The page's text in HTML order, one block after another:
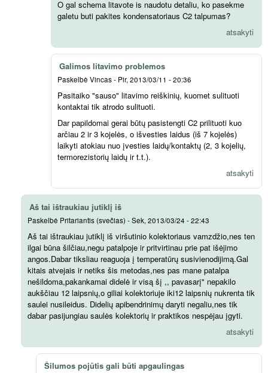
O gal schema litavote is naudotu detaliu, ko pasekme
galetu buti pakites kondensatoriaus C2 talpumas?
atsakyti
Galimos litavimo problemos
Paskelbė Vincas- Pir, 2013/03/11 - 20:36
Pasitaiko "sauso" litavimo reiškinių, kuomet sulituoti
kontaktai tik atrodo sulituoti.
Dar papildomai gerai būtų pasistengti C2 prilituoti kuo
arčiau 2 ir 3 kojelės, o išvesties laidus (iš 7 kojelės)
laikyti atokiau nuo įvesties laidų/kontaktų (2, 3 kojelių,
termorezistorių laidų ir t.t.).
atsakyti
Aš tai ištraukiau jutiklį iš
Paskelbė Pritariantis (svečias) -Sek, 2013/03/24 - 22:43
Aš tai ištraukiau jutiklį iš viršutinio kolektoriaus vamzdžio,nes ten
ilgai būna šilčiau,negu patalpoje ir pritvirtinau prie pat išėjimo
angos.Dabar tiksliau reaguoja į temperatūrų susivienodijimą.Gal
kitais atvejais ir netiks šis metodas,nes pas mane patalpa
nešildoma,pakankamai didelė ir visą šį ,, pavasarį" nepakilo
aukščiau 12 laipsnių,o giliai kolektoriuje iki12 laipsnių nukrenta tik
saulei nusileidus. Didelių apibendrinimų daryti negaliu,nes tik
dabar pasijungiau saulės kolektorių ir praktikos nespėjau įgyti.
atsakyti
Šilumos pojūtis gali būti apgaulingas